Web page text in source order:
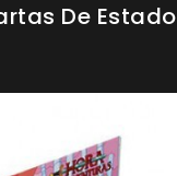
De Estado